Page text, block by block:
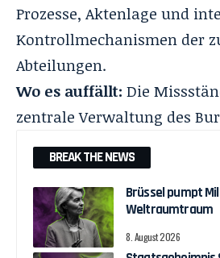
Prozesse, Aktenlage und
Kontrollmechanismen der
Abteilungen.
Wo es auffällt: Die
zentrale Verwaltung des
BREAK THE NEWS
Brüssel pumpt
Weltraumtraum
8. August 2026